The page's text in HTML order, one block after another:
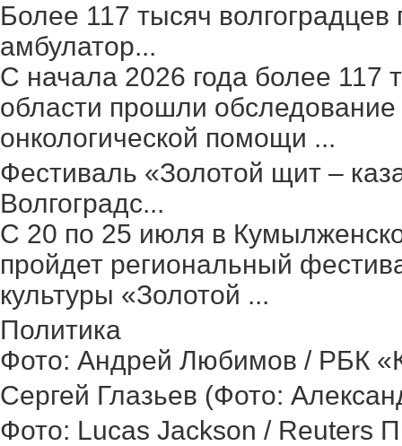
Более 117 тысяч
амбулатор...
С начала 2026 года более 117
области прошли
онкологической помощи ...
Фестиваль «Золотой щит –
Волгоградс...
С 20 по 25 июля в
пройдет региональный
культуры «Золотой ...
Политика
Фото: Андрей Любимов / РБК
Сергей Глазьев (Фото:
Фото: Lucas Jackson / Reuters